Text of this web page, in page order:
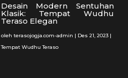
Desain Modern Sentuhan
Klasik: Tempat Wudhu
Teraso Elegan
oleh terasojogja.com-admin | Des 21, 2023|
Tempat Wudhu Teraso